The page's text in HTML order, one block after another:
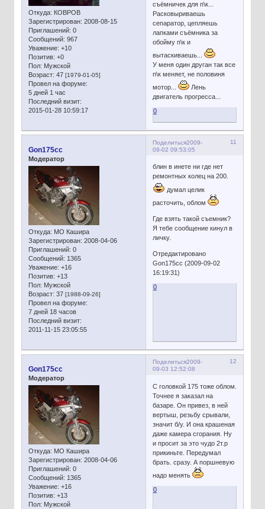
Откуда: КОВРОВ
Зарегистрирован: 2008-08-15
Приглашений: 0
Сообщений: 967
Уважение: +10
Позитив: +0
Пол: Мужской
Возраст: 47 [1979-01-05]
Провел на форуме:
5 дней 1 час
Последний визит:
2015-01-28 10:59:17
съёмничек для п\к...
Расковыриваешь
сепаратор, цепляешь
лапками съёмника за
обойму п\к и
вытаскиваешь...
У меня один друган так все
п\к меняет, не половиня
мотор...
Лень
двигатель прогресса...
0
Поделиться 11
2009-
09-02 09:53:05
Gon175cc
Модератор
Откуда: МО Кашира
Зарегистрирован: 2008-04-06
Приглашений: 0
Сообщений: 1365
Уважение: +16
Позитив: +13
Пол: Мужской
Возраст: 37 [1988-09-26]
Провел на форуме:
7 дней 18 часов
Последний визит:
2011-11-15 23:05:55
блин в инете ни где нет
ремонтных колец на 200.
думал целик
расточить, облом
Где взять такой съемник?
Я тебе сообщение кинул в
личку.
Отредактировано
Gon175cc (2009-09-02
16:19:31)
0
Поделиться 12
2009-
09-03 12:52:08
Gon175cc
Модератор
Откуда: МО Кашира
Зарегистрирован: 2008-04-06
Приглашений: 0
Сообщений: 1365
Уважение: +16
Позитив: +13
Пол: Мужской
С головкой 175 тоже облом.
Точнее я заказал на
базаре. Он привез, в ней
вертыш, резьбу срывали,
значит б/у. И она крашеная
даже камера сгорания. Ну
и просит за это чудо 2т.р
прикиньте. Передумал
брать. сразу. А поршневую
надо менять
0